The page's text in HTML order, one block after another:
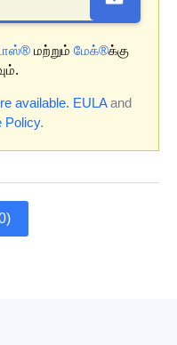
மற்றும் மேக்®க்கு
available. EULAand
Policy.